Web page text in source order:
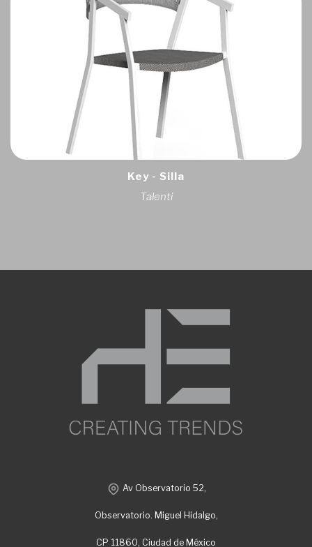
Key - Silla
Talenti
Av Observatorio 52,
Observatorio. Miguel Hidalgo,
CP 11860, Ciudad de México